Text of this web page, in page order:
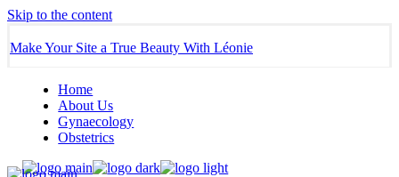
Skip to the content
Make Your Site a True Beauty With Léonie
Home
About Us
Gynaecology
Obstetrics